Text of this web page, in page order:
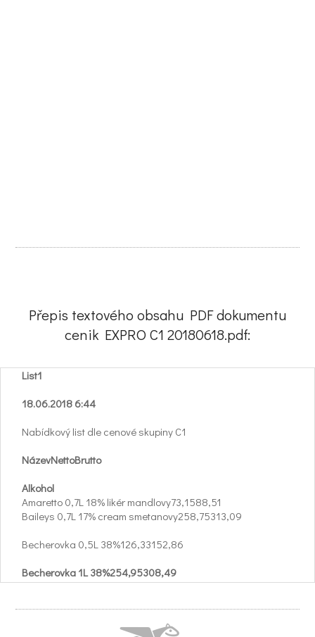
Přepis textového obsahu PDF dokumentu
cenik EXPRO C1 20180618.pdf:
List1
18.06.2018 6:44
Nabídkový list dle cenové skupiny C1
NázevNettoBrutto
Alkohol
Amaretto 0,7L 18% likér mandlovy73,1588,51
Baileys 0,7L 17% cream smetanovy258,75313,09
Becherovka 0,5L 38%126,33152,86
Becherovka 1L 38%254,95308,49
Becher.1L lemond 20%252,89306,00